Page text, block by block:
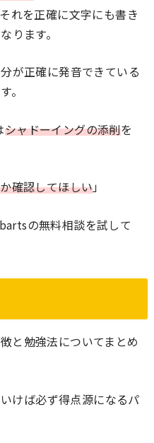
れを正確に文字にも書き
ります。
が正確に発音できている
。
シャドーイングの添削を
確認してほしい」
の無料相談を試して
と勉強法についてまとめ
けば必ず得点源になるパ